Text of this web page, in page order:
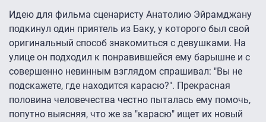
Идею для фильма сценаристу Анатолию Эйрамджану
подкинул один приятель из Баку, у которого был свой
оригинальный способ знакомиться с девушками. На
улице он подходил к понравившейся ему барышне и с
совершенно невинным взглядом спрашивал: "Вы не
подскажете, где находится карасю?". Прекрасная
половина человечества честно пыталась ему помочь,
попутно выясняя, что же за "карасю" ищет их новый